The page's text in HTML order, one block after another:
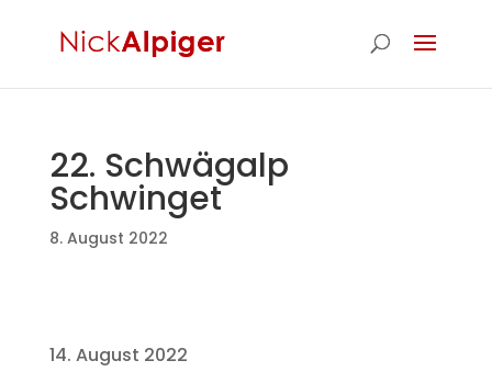
22. Schwägalp
Schwinget
8. August 2022
August 2022